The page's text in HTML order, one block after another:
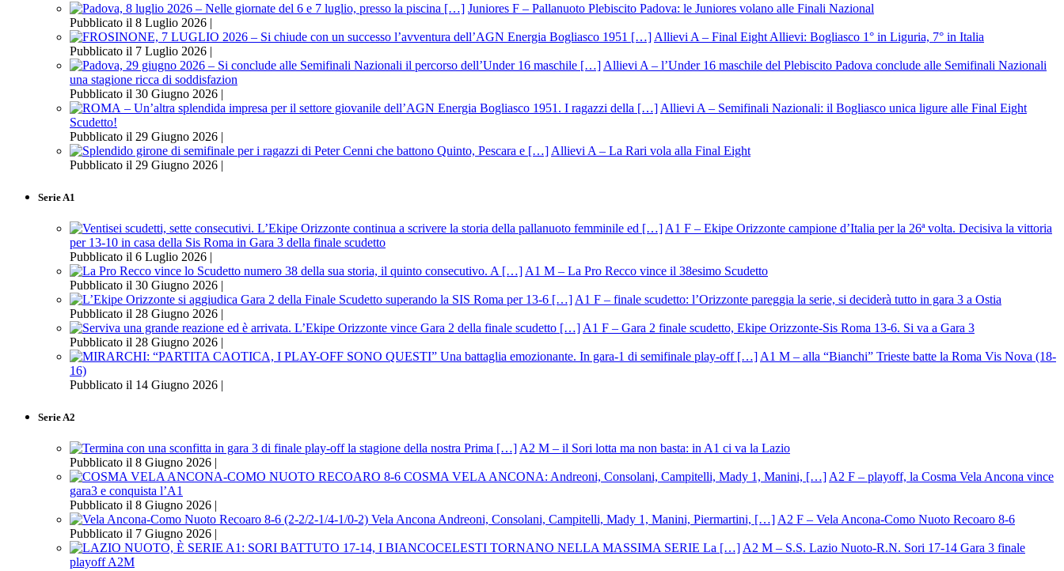
Juniores F – Pallanuoto Plebiscito Padova: le Juniores volano alle Finali Nazional
Pubblicato il 8 Luglio 2026 |
Allievi A – Final Eight Allievi: Bogliasco 1° in Liguria, 7° in Italia
Pubblicato il 7 Luglio 2026 |
Allievi A – l’Under 16 maschile del Plebiscito Padova conclude alle Semifinali Nazionali
una stagione ricca di soddisfazion
Pubblicato il 30 Giugno 2026 |
Allievi A – Semifinali Nazionali: il Bogliasco unica ligure alle Final Eight
Scudetto!
Pubblicato il 29 Giugno 2026 |
Allievi A – La Rari vola alla Final Eight
Pubblicato il 29 Giugno 2026 |
Serie A1
A1 F – Ekipe Orizzonte campione d’Italia per la 26ª volta. Decisiva la vittoria
per 13-10 in casa della Sis Roma in Gara 3 della finale scudetto
Pubblicato il 6 Luglio 2026 |
A1 M – La Pro Recco vince il 38esimo Scudetto
Pubblicato il 30 Giugno 2026 |
A1 F – finale scudetto: l’Orizzonte pareggia la serie, si deciderà tutto in gara 3 a Ostia
Pubblicato il 28 Giugno 2026 |
A1 F – Gara 2 finale scudetto, Ekipe Orizzonte-Sis Roma 13-6. Si va a Gara 3
Pubblicato il 28 Giugno 2026 |
A1 M – alla “Bianchi” Trieste batte la Roma Vis Nova (18-
16)
Pubblicato il 14 Giugno 2026 |
Serie A2
A2 M – il Sori lotta ma non basta: in A1 ci va la Lazio
Pubblicato il 8 Giugno 2026 |
A2 F – playoff, la Cosma Vela Ancona vince
gara3 e conquista l’A1
Pubblicato il 8 Giugno 2026 |
A2 F – Vela Ancona-Como Nuoto Recoaro 8-6
Pubblicato il 7 Giugno 2026 |
A2 M – S.S. Lazio Nuoto-R.N. Sori 17-14 Gara 3 finale
playoff A2M